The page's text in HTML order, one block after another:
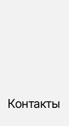
Контакты